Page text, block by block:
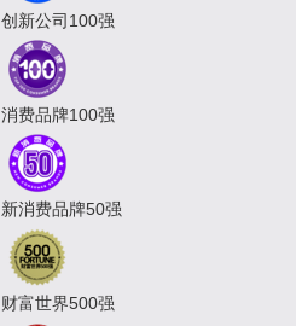
创新公司100强
消费品牌100强
新消费品牌50强
财富世界500强